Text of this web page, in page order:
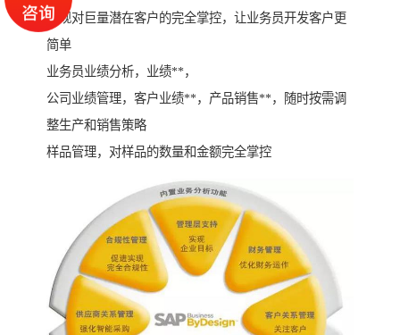
实现对巨量潜在客户的完全掌控，让业务员开发客户更
简单
业务员业绩分析，业绩**，
公司业绩管理，客户业绩**，产品销售**，随时按需调
整生产和销售策略
样品管理，对样品的数量和金额完全掌控